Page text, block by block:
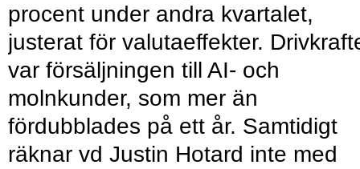
procent under andra kvartalet,
justerat för valutaeffekter.
var försäljningen till AI- och
molnkunder, som mer än
fördubblades på ett år. Samtidigt
räknar vd Justin Hotard inte med